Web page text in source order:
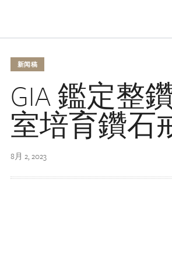
新闻稿
GIA 鑑定整
室培育鑽石
8月 2, 2023